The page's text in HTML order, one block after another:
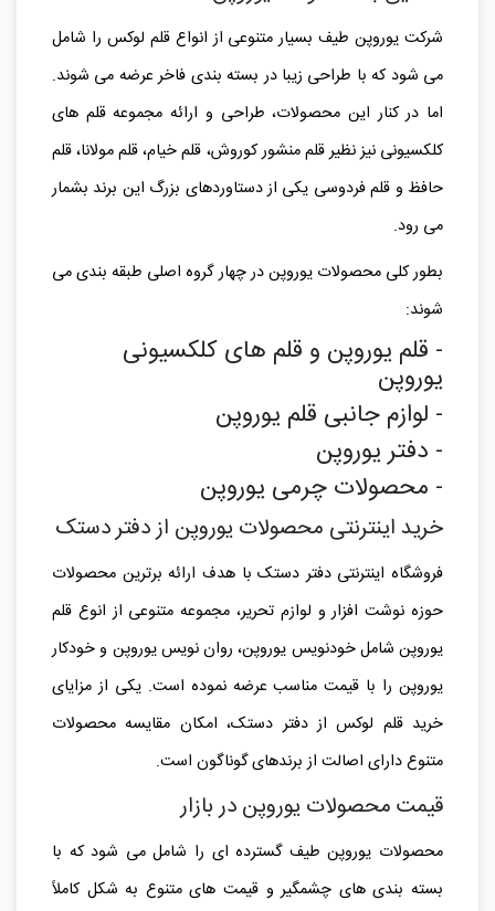
شرکت یوروپن طیف بسیار متنوعی از انواع قلم لوکس را شامل
می شود که با طراحی زیبا در بسته بندی فاخر عرضه می شوند.
اما در کنار این محصولات، طراحی و ارائه مجموعه قلم های
کلکسیونی نیز نظیر قلم منشور کوروش، قلم خیام، قلم مولانا، قلم
حافظ و قلم فردوسی یکی از دستاوردهای بزرگ این برند بشمار
می رود.
بطور کلی محصولات یوروپن در چهار گروه اصلی طبقه بندی می
شوند:
- قلم یوروپن و قلم های کلکسیونی
یوروپن
- لوازم جانبی قلم یوروپن
- دفتر یوروپن
- محصولات چرمی یوروپن
خرید اینترنتی محصولات یوروپن از دفتر دستک
فروشگاه اینترنتی دفتر دستک با هدف ارائه برترین محصولات
حوزه نوشت افزار و لوازم تحریر، مجموعه متنوعی از انوع قلم
یوروپن شامل خودنویس یوروپن، روان نویس یوروپن و خودکار
یوروپن را با قیمت مناسب عرضه نموده است. یکی از مزایای
خرید قلم لوکس از دفتر دستک، امکان مقایسه محصولات
متنوع دارای اصالت از برندهای گوناگون است.
قیمت محصولات یوروپن در بازار
محصولات یوروپن طیف گسترده ای را شامل می شود که با
بسته بندی های چشمگیر و قیمت های متنوع به شکل کاملاً